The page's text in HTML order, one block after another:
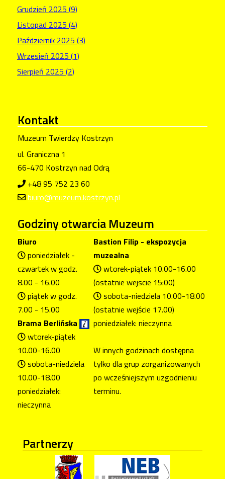
Grudzień 2025 (9)
Listopad 2025 (4)
Październik 2025 (3)
Wrzesień 2025 (1)
Sierpień 2025 (2)
Kontakt
Muzeum Twierdzy Kostrzyn
ul. Graniczna 1
66-470 Kostrzyn nad Odrą
+48 95 752 23 60
biuro@muzeum.kostrzyn.pl
Godzinyotwarcia Muzeum
Biuro
poniedziałek -
czwartek w godz.
8.00 - 16.00
piątek w godz.
7.00 - 15.00
Brama Berlińska
wtorek-piątek
10.00-16.00
sobota-niedziela
10.00-18.00
poniedziałek:
nieczynna
Bastion Filip - ekspozycja
muzealna
wtorek-piątek 10.00-16.00
(ostatnie wejscie 15:00)
sobota-niedziela 10.00-18.00
(ostatnie wejście 17.00)
poniedziałek: nieczynna
W innych godzinach dostępna
tylko dla grup zorganizowanych
po wcześniejszym uzgodnieniu
terminu.
Partnerzy